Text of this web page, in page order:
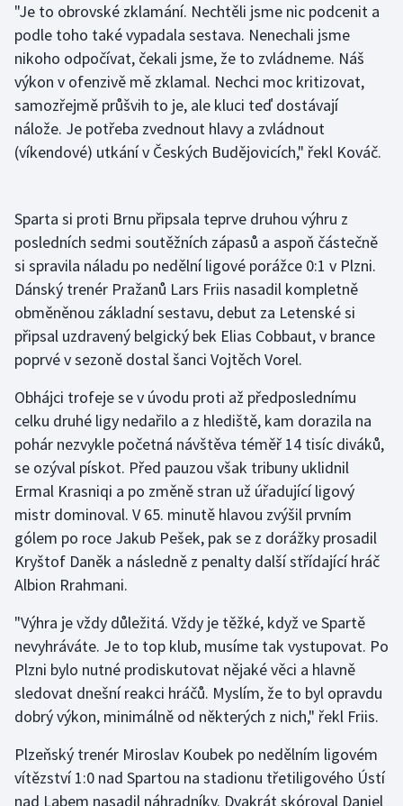
Stolní tenis
Triatlon
Veslování
Vodní slalom
Ostatní
"Je to obrovské zklamání. Nechtěli jsme nic podcenit a
podle toho také vypadala sestava. Nenechali jsme
nikoho odpočívat, čekali jsme, že to zvládneme. Náš
výkon v ofenzivě mě zklamal. Nechci moc kritizovat,
samozřejmě průšvih to je, ale kluci teď dostávají
nálože. Je potřeba zvednout hlavy a zvládnout
(víkendové) utkání v Českých Budějovicích," řekl Kováč.
Sparta si proti Brnu připsala teprve druhou výhru z
posledních sedmi soutěžních zápasů a aspoň částečně
si spravila náladu po nedělní ligové porážce 0:1 v Plzni.
Dánský trenér Pražanů Lars Friis nasadil kompletně
obměněnou základní sestavu, debut za Letenské si
připsal uzdravený belgický bek Elias Cobbaut, v brance
poprvé v sezoně dostal šanci Vojtěch Vorel.
Obhájci trofeje se v úvodu proti až předposlednímu
celku druhé ligy nedařilo a z hlediště, kam dorazila na
pohár nezvykle početná návštěva téměř 14 tisíc diváků,
se ozýval pískot. Před pauzou však tribuny uklidnil
Ermal Krasniqi a po změně stran už úřadující ligový
mistr dominoval. V 65. minutě hlavou zvýšil prvním
gólem po roce Jakub Pešek, pak se z dorážky prosadil
Kryštof Daněk a následně z penalty další střídající hráč
Albion Rrahmani.
"Výhra je vždy důležitá. Vždy je těžké, když ve Spartě
nevyhráváte. Je to top klub, musíme tak vystupovat. Po
Plzni bylo nutné prodiskutovat nějaké věci a hlavně
sledovat dnešní reakci hráčů. Myslím, že to byl opravdu
dobrý výkon, minimálně od některých z nich," řekl Friis.
Plzeňský trenér Miroslav Koubek po nedělním ligovém
vítězství 1:0 nad Spartou na stadionu třetiligového Ústí
nad Labem nasadil náhradníky. Dvakrát skóroval Daniel